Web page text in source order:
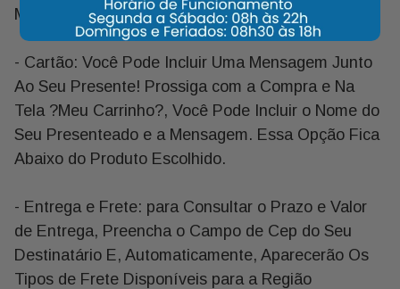
Mais Especial.
- Cartão: Você Pode Incluir Uma Mensagem Junto
Ao Seu Presente! Prossiga com a Compra e Na
Tela ?Meu Carrinho?, Você Pode Incluir o Nome do
Seu Presenteado e a Mensagem. Essa Opção Fica
Abaixo do Produto Escolhido.
- Entrega e Frete: para Consultar o Prazo e Valor
de Entrega, Preencha o Campo de Cep do Seu
Destinatário E, Automaticamente, Aparecerão Os
Tipos de Frete Disponíveis para a Região